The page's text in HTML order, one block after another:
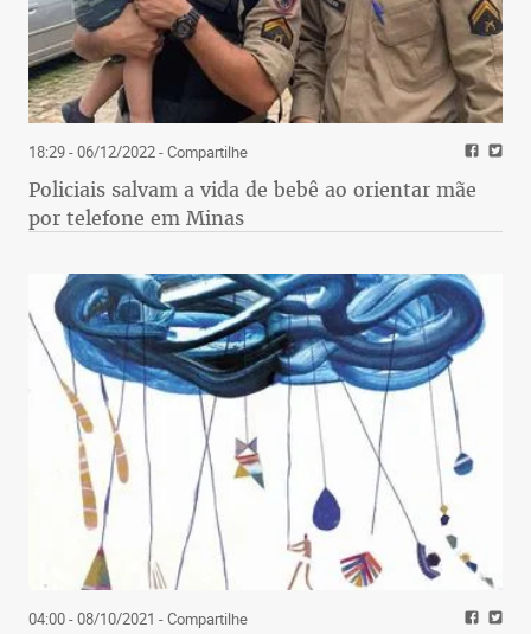
Apesar de querer a permanência de Luan, o técnico
Levir Culpi entende que o meia-atacante deve fazer
o melhor para sua carreira: “O Luan é um cara
muito querido pela torcida e por nós também. É um
cara muito legal. Só que as boas pessoas que
acompanham a gente são procurados por outras.
Às vezes, temos que nos separar de amigos. Se for
o caso, é algo que ele tem que resolver com o clube.
Falei com o Luan, sobre administração de carreira,
18:29 - 06/12/2022- Compartilhe
Policiais salvam a vida de bebê ao orientar mãe
por telefone em Minas
04:00 - 08/10/2021 - Compartilhe